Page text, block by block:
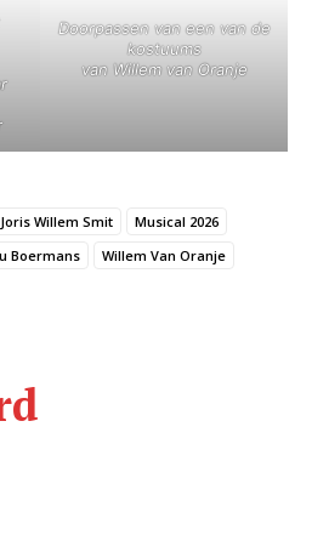
Doorpassen van een van de
kostuums
van Willem van Oranje
Joris Willem Smit
Musical 2026
Boermans Willem Van Oranje